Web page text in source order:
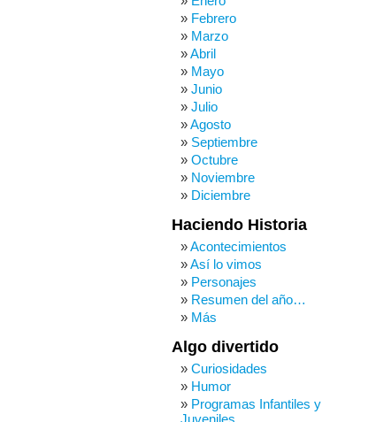
Febrero
Marzo
Abril
Mayo
Junio
Julio
Agosto
Septiembre
Octubre
Noviembre
Diciembre
Haciendo Historia
Acontecimientos
Así lo vimos
Personajes
Resumen del año…
Más
Algo divertido
Curiosidades
Humor
Programas Infantiles y
Juveniles